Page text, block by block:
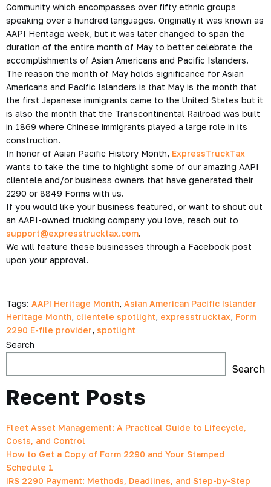
Community which encompasses over fifty ethnic groups
speaking over a hundred languages. Originally it was known as
AAPI Heritage week, but it was later changed to span the
duration of the entire month of May to better celebrate the
accomplishments of Asian Americans and Pacific Islanders.
The reason the month of May holds significance for Asian
Americans and Pacific Islanders is that May is the month that
the first Japanese immigrants came to the United States but it
is also the month that the Transcontinental Railroad was built
in 1869 where Chinese immigrants played a large role in its
construction.
In honor of Asian Pacific History Month, ExpressTruckTax
wants to take the time to highlight some of our amazing AAPI
clientele and/or business owners that have generated their
2290 or 8849 Forms with us.
If you would like your business featured, or want to shout out
an AAPI-owned trucking company you love, reach out to
support@expresstrucktax.com.
We will feature these businesses through a Facebook post
upon your approval.
Tags: AAPI Heritage Month, Asian American Pacific Islander
Heritage Month, clientele spotlight, expresstrucktax, Form
2290 E-file provider, spotlight
Search
Search
Recent Posts
Fleet Asset Management: A Practical Guide to Lifecycle,
Costs, and Control
How to Get a Copy of Form 2290 and Your Stamped
Schedule 1
IRS 2290 Payment: Methods, Deadlines, and Step-by-Step